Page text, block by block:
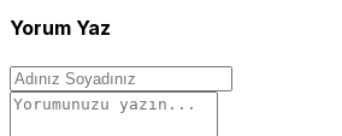
Yorum Yaz